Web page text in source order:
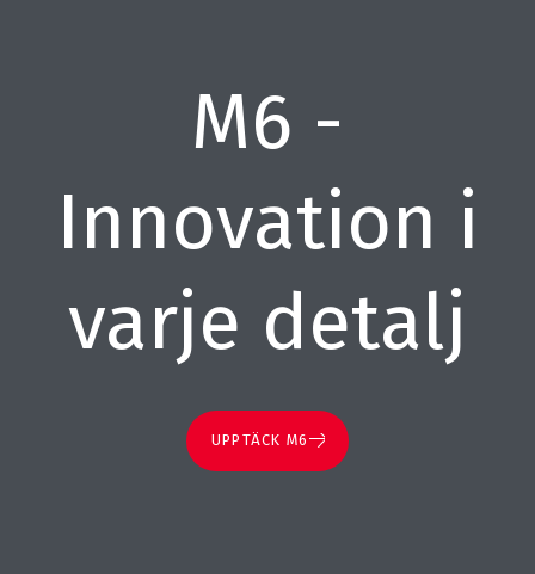
M6 -
Innovation i
varje detalj
UPPTÄCK M6